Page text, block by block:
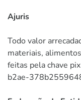
Ajuris
Todo valor
materiais,
feitas pela chave
b2ae-